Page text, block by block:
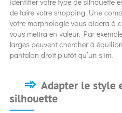
de faire votre shopping. Une
votre morphologie vous aidera à
vous mettra en valeur. Par
larges peuvent chercher à
pantalon droit plutôt qu’un slim.
Adapter le style
silhouette